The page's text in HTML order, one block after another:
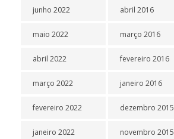
junho 2022
maio 2022
abril 2022
março 2022
fevereiro 2022
janeiro 2022
abril 2016
março 2016
fevereiro 2016
janeiro 2016
dezembro 2015
novembro 2015